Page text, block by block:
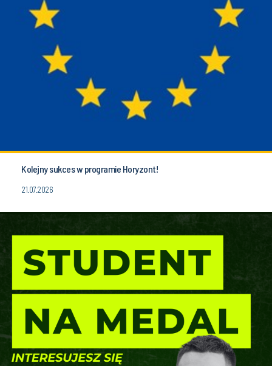
Kolejny sukces w programie Horyzont!
21.07.2026